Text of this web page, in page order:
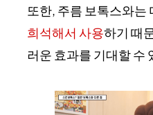
또한, 주름 보톡스와는
희석해서 사용하기 때
러운 효과를 기대할 수